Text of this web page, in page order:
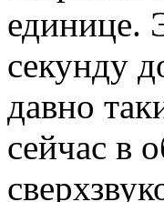
единице.
секунду
давно
сейчас в